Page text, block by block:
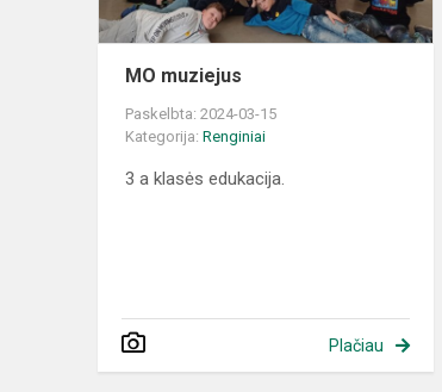
MO muziejus
Paskelbta: 2024-03-15
Kategorija: Renginiai
3 a klasės edukacija.
Plačiau